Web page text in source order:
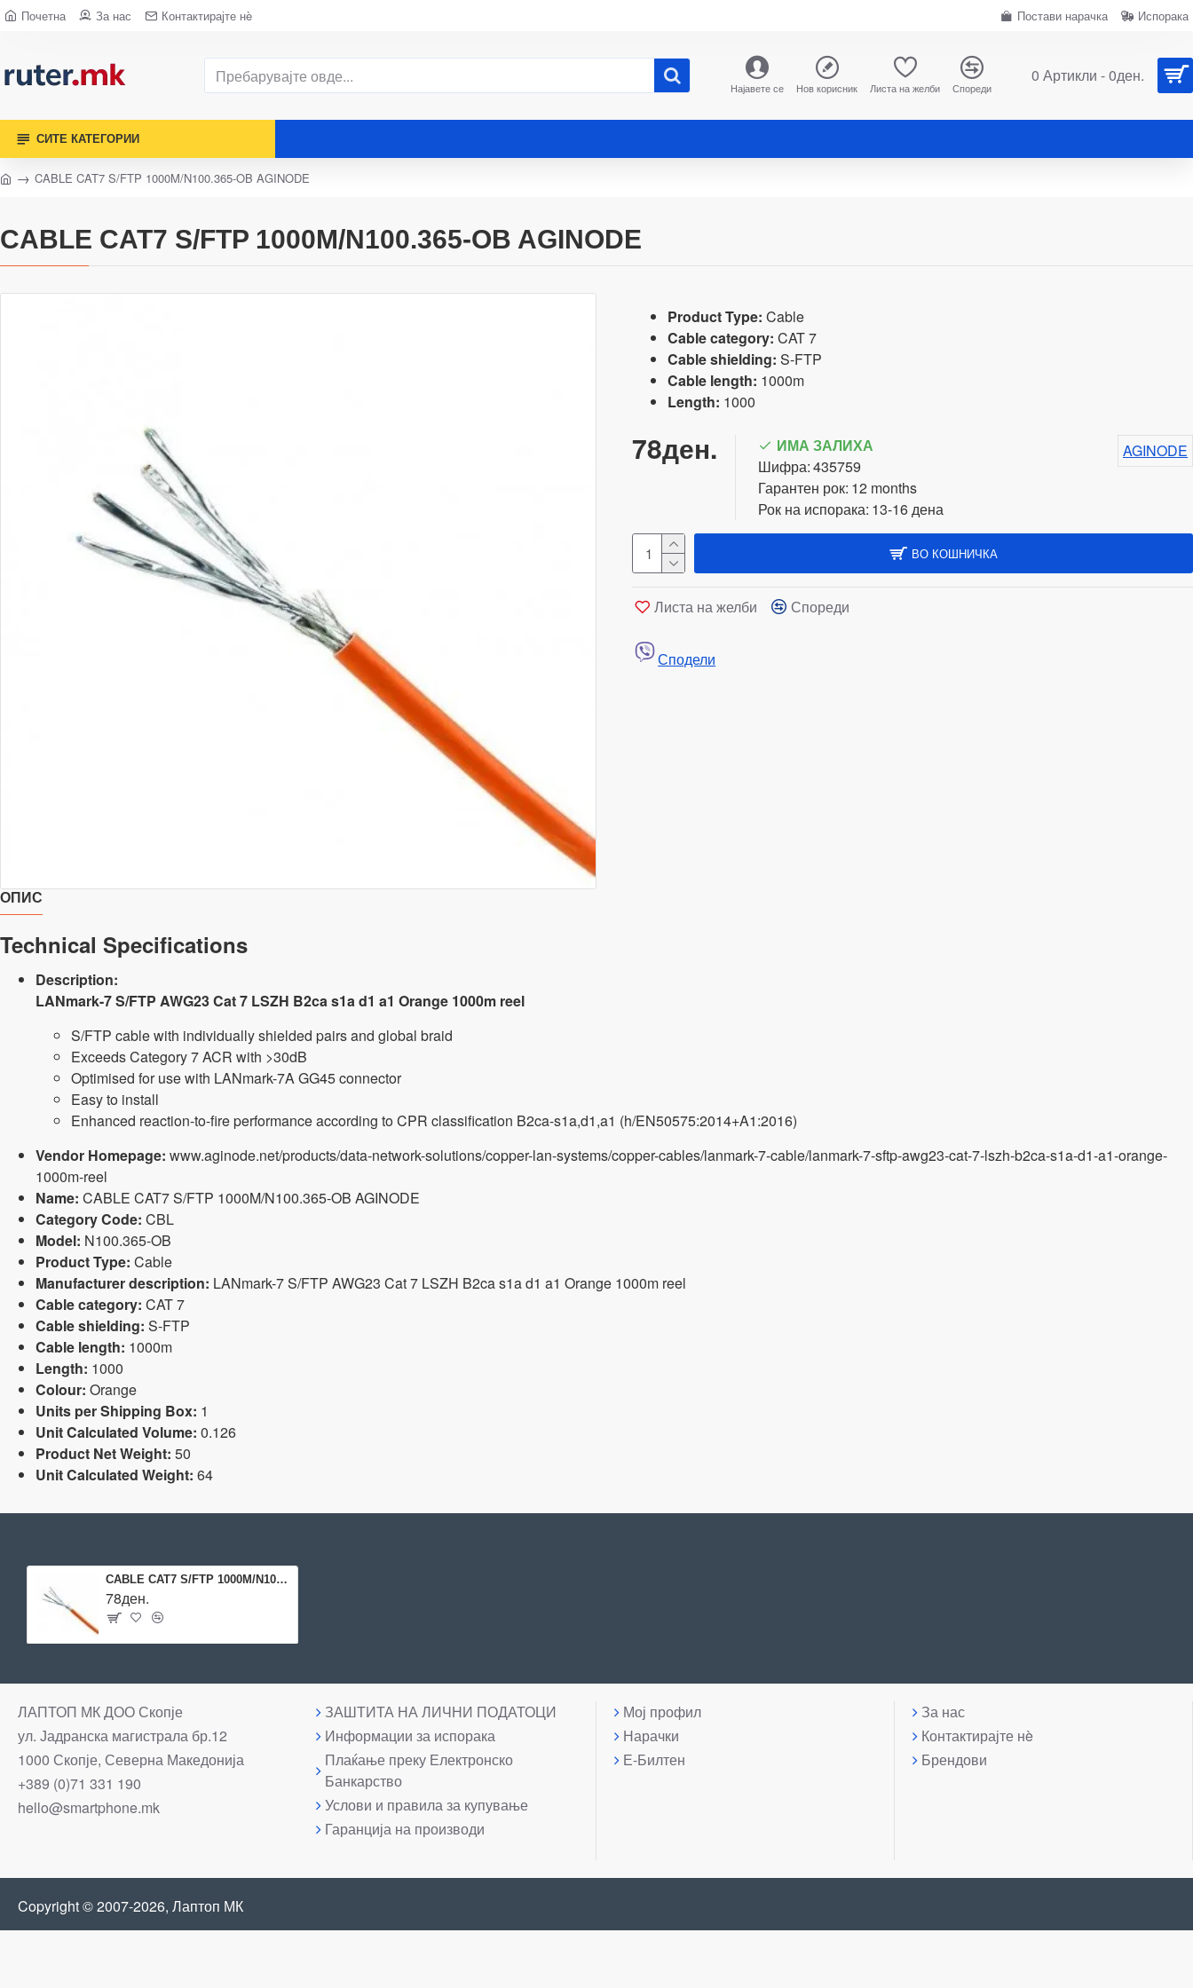
Почетна За нас Контактирајте нè Постави нарачка Испорака
Најавете се Нов корисник Листа на желби Спореди
0 Артикли - 0ден.
СИТЕ КАТЕГОРИИ
CABLE CAT7 S/FTP 1000M/N100.365-OB AGINODE
CABLE CAT7 S/FTP 1000M/N100.365-OB AGINODE
Product Type: Cable
Cable category: CAT 7
Cable shielding: S-FTP
Cable length: 1000m
Length: 1000
78ден.
ИМА ЗАЛИХА
Шифра:435759
Гарантен рок: 12 months
Рок на испорака: 13-16 дена
AGINODE
ВО КОШНИЧКА
Листа на желби Спореди
Сподели
ОПИС
Technical Specifications
Description:
LANmark-7 S/FTP AWG23 Cat 7 LSZH B2ca s1a d1 a1 Orange 1000m reel
S/FTP cable with individually shielded pairs and global braid
Exceeds Category 7 ACR with >30dB
Optimised for use with LANmark-7A GG45 connector
Easy to install
Enhanced reaction-to-fire performance according to CPR classification B2ca-s1a,d1,a1 (h/EN50575:2014+A1:2016)
Vendor Homepage: www.aginode.net/products/data-network-solutions/copper-lan-systems/copper-cables/lanmark-7-cable/lanmark-7-sftp-awg23-cat-7-lszh-b2ca-s1a-d1-a1-orange-
1000m-reel
Name: CABLE CAT7 S/FTP 1000M/N100.365-OB AGINODE
Category Code: CBL
Model: N100.365-OB
Product Type: Cable
Manufacturer description: LANmark-7 S/FTP AWG23 Cat 7 LSZH B2ca s1a d1 a1 Orange 1000m reel
Cable category: CAT 7
Cable shielding: S-FTP
Cable length: 1000m
Length: 1000
Colour: Orange
Units per Shipping Box: 1
Unit Calculated Volume: 0.126
Product Net Weight: 50
Unit Calculated Weight: 64
CABLE CAT7 S/FTP 1000M/N100.365-OB AGINODE
78ден.
ЛАПТОП МК ДОО Скопје
ул. Јадранска магистрала бр.12
1000 Скопје, Северна Македонија
+389 (0)71 331 190
hello@smartphone.mk
ЗАШТИТА НА ЛИЧНИ ПОДАТОЦИ
Информации за испорака
Плаќање преку Електронско
Банкарство
Услови и правила за купување
Гаранција на производи
Мој профил
Нарачки
Е-Билтен
За нас
Контактирајте нè
Брендови
Copyright © 2007-2026, Лаптоп МК